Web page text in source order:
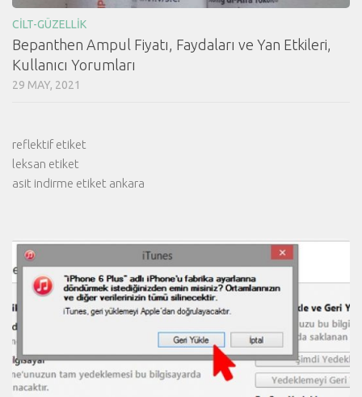
CILT-GÜZELLIK
Bepanthen Ampul Fiyatı, Faydaları ve Yan Etkileri,
Kullanıcı Yorumları
29 MAY, 2021
reflektif etiket
leksan etiket
asit indirme etiket ankara